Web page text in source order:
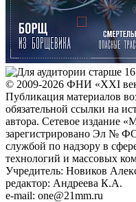
© 2009-2026 ФHИ «XXI
Публикация материалов
обязательной ссылки на
автора. Сетевое издание
зарегистрировано Эл №
службой по надзору в
технологий и массовых
Учредитель: Новиков
редактор: Андреева К.А.
e-mail: one@21mm.ru